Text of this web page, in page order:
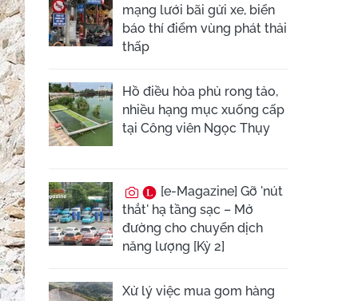
mạng lưới bãi gửi xe, biển
báo thí điểm vùng phát thải
thấp
Hồ điều hòa phủ rong tảo,
nhiều hạng mục xuống cấp
tại Công viên Ngọc Thụy
[e-Magazine] Gỡ 'nút
thắt' hạ tầng sạc – Mở
đường cho chuyển dịch
năng lượng [Kỳ 2]
Xử lý việc mua gom hàng